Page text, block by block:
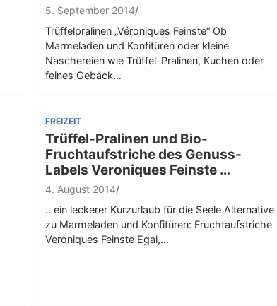
5. September 2014
Trüffelpralinen „Véroniques Feinste“ Ob
Marmeladen und Konfitüren oder kleine
Naschereien wie Trüffel-Pralinen, Kuchen oder
feines Gebäck…
FREIZEIT
Trüffel-Pralinen und Bio-
Fruchtaufstriche des Genuss-
Labels Veroniques Feinste …
4. August 2014
.. ein leckerer Kurzurlaub für die Seele Alternative
zu Marmeladen und Konfitüren: Fruchtaufstriche
Veroniques Feinste Egal,…